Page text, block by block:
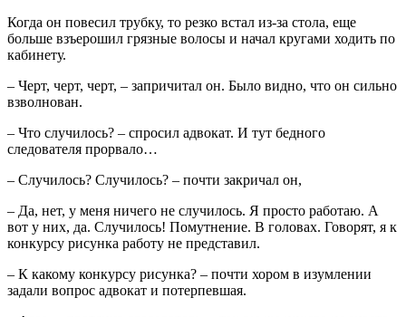
Когда он повесил трубку, то резко встал из-за стола, еще
больше взъерошил грязные волосы и начал кругами ходить по
кабинету.
– Черт, черт, черт, – запричитал он. Было видно, что он сильно
взволнован.
– Что случилось? – спросил адвокат. И тут бедного
следователя прорвало…
– Случилось? Случилось? – почти закричал он,
– Да, нет, у меня ничего не случилось. Я просто работаю. А
вот у них, да. Случилось! Помутнение. В головах. Говорят, я к
конкурсу рисунка работу не представил.
– К какому конкурсу рисунка? – почти хором в изумлении
задали вопрос адвокат и потерпевшая.